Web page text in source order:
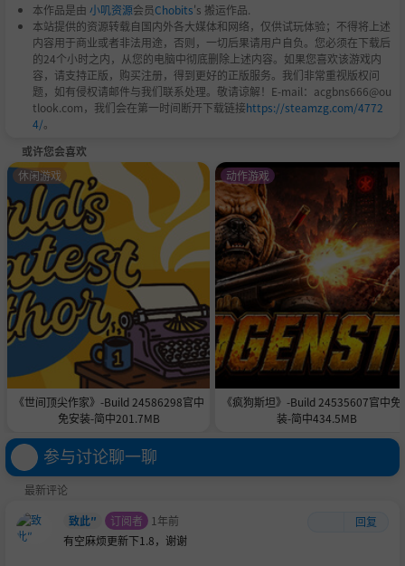
本作品是由 小叽资源会员Chobits's 搬运作品.
本站提供的资源转载自国内外各大媒体和网络，仅供试玩体验；不得将上述
内容用于商业或者非法用途，否则，一切后果请用户自负。您必须在下载后
的24个小时之内，从您的电脑中彻底删除上述内容。如果您喜欢该游戏内
容，请支持正版，购买注册，得到更好的正版服务。我们非常重视版权问
题，如有侵权请邮件与我们联系处理。敬请谅解！E-mail：acgbns666@ou
tlook.com，我们会在第一时间断开下载链接https://steamzg.com/4772
4/。
或许您会喜欢
《世间顶尖作家》-Build 24586298官中
免安装-简中201.7MB
休闲游戏
《疯狗斯坦》-Build 24535607官中免
装-简中434.5MB
动作游戏
参与讨论聊一聊
最新评论
致此″
订阅者 1年前
回复
有空麻烦更新下1.8，谢谢